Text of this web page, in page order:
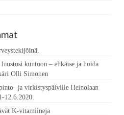
kuntoon – ehkäise ja hoida
Olli Simonen
ja virkistyspäiville Heinolaan
12.6.2020.
K-vitamiineja